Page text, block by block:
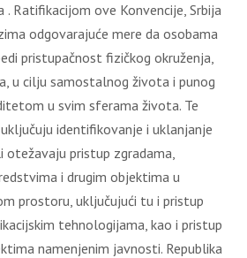
Ratifikacijom ove Konvencije, Srbija
odgovarajuće mere da osobama
pristupačnost fizičkog okruženja,
u cilju samostalnog života i punog
u svim sferama života. Te
identifikovanje i uklanjanje
pristup zgradama,
i drugim objektima u
prostoru, uključujući tu i pristup
tehnologijama, kao i pristup
namenjenim javnosti. Republika